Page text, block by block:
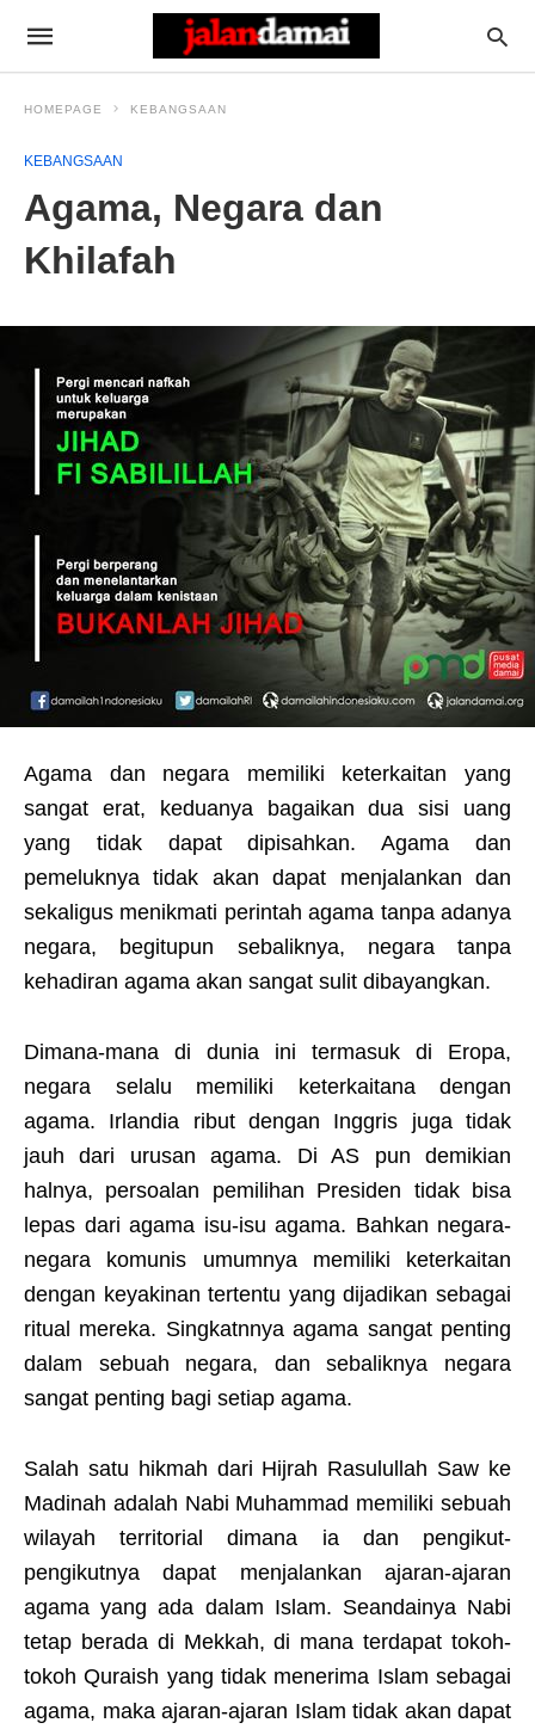
HOMEPAGE KEBANGSAAN
KEBANGSAAN
Agama, Negara dan
Khilafah
Agama dan negara memiliki keterkaitan yang
sangat erat, keduanya bagaikan dua sisi uang
yang tidak dapat dipisahkan. Agama dan
pemeluknya tidak akan dapat menjalankan dan
sekaligus menikmati perintah agama tanpa adanya
negara, begitupun sebaliknya, negara tanpa
kehadiran agama akan sangat sulit dibayangkan.
Dimana-mana di dunia ini termasuk di Eropa,
negara selalu memiliki keterkaitana dengan
agama. Irlandia ribut dengan Inggris juga tidak
jauh dari urusan agama. Di AS pun demikian
halnya, persoalan pemilihan Presiden tidak bisa
lepas dari agama isu-isu agama. Bahkan negara-
negara komunis umumnya memiliki keterkaitan
dengan keyakinan tertentu yang dijadikan sebagai
ritual mereka. Singkatnnya agama sangat penting
dalam sebuah negara, dan sebaliknya negara
sangat penting bagi setiap agama.
Salah satu hikmah dari Hijrah Rasulullah Saw ke
Madinah adalah Nabi Muhammad memiliki sebuah
wilayah territorial dimana ia dan pengikut-
pengikutnya dapat menjalankan ajaran-ajaran
agama yang ada dalam Islam. Seandainya Nabi
tetap berada di Mekkah, di mana terdapat tokoh-
tokoh Quraish yang tidak menerima Islam sebagai
agama, maka ajaran-ajaran Islam tidak akan dapat